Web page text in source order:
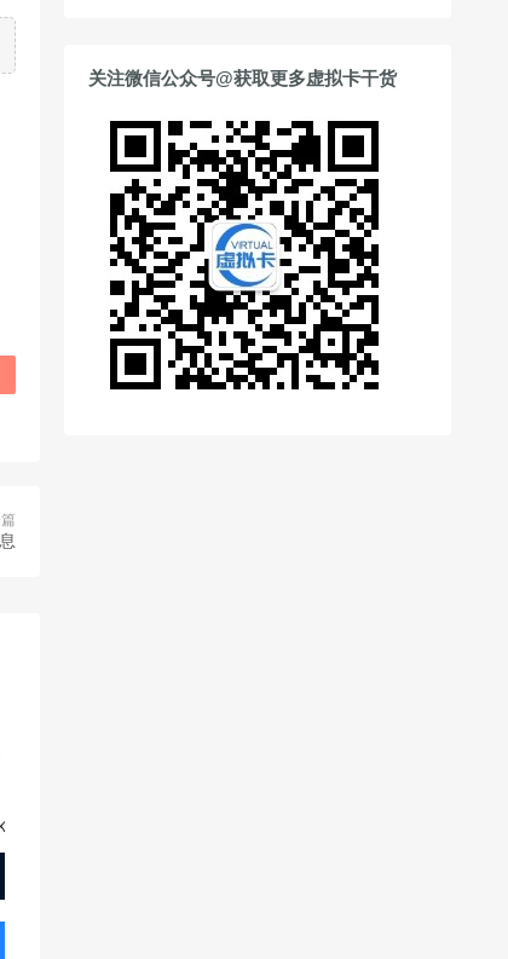
关注微信公众号@获取更多虚拟卡干货